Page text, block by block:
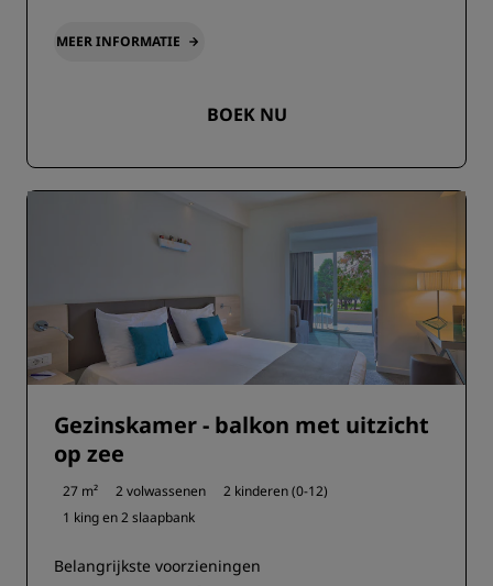
MEER INFORMATIE
BOEK NU
Gezinskamer - balkon met uitzicht
op zee
27 m² 2 volwassenen
2 kinderen (0-12)
1 king en2 slaapbank
Belangrijkste voorzieningen